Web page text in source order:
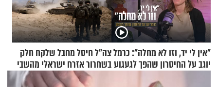
"אין לי יד, וזו לא מחלה": כרמל
יוגב על החיסרון שהפך לגעגוע
צה"ל חיסל מחבל שלקח חלק
בשחרור אזרח ישראלי מהשבי